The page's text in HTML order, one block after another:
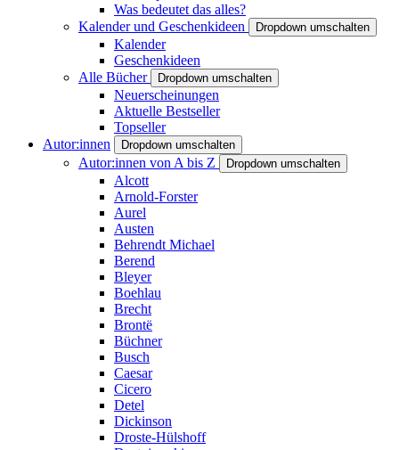
Was bedeutet das alles?
Kalender und Geschenkideen
Dropdown umschalten
Kalender
Geschenkideen
Alle Bücher
Dropdown umschalten
Neuerscheinungen
Aktuelle Bestseller
Topseller
Autor:innen
Dropdown umschalten
Autor:innen von A bis Z Dropdown umschalten
Alcott
Arnold-Forster
Aurel
Austen
Behrendt Michael
Berend
Bleyer
Boehlau
Brecht
Brontë
Büchner
Busch
Caesar
Cicero
Detel
Dickinson
Droste-Hülshoff